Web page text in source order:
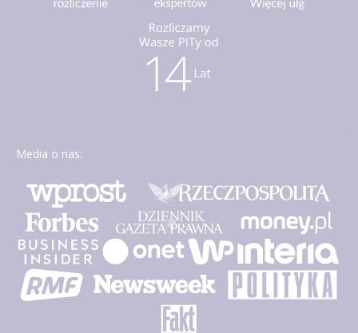
Media o nas: